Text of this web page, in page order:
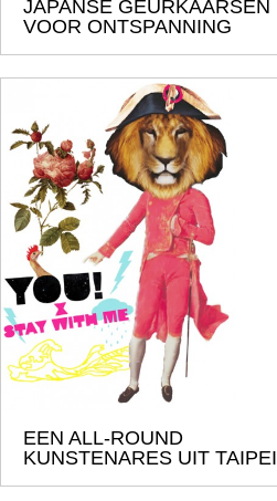
JAPANSE GEURKAARSEN
VOOR ONTSPANNING
EEN ALL-ROUND
KUNSTENARES UIT TAIPEI